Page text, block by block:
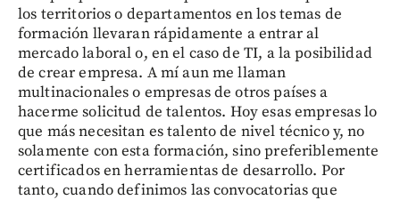
los territorios o departamentos en los temas de
formación llevaran rápidamente a entrar al
mercado laboral o, en el caso de TI, a la posibilidad
de crear empresa. A mí aun me llaman
multinacionales o empresas de otros países a
hacerme solicitud de talentos. Hoy esas empresas lo
que más necesitan es talento de nivel técnico y, no
solamente con esta formación, sino preferiblemente
certificados en herramientas de desarrollo. Por
tanto, cuando definimos las convocatorias que